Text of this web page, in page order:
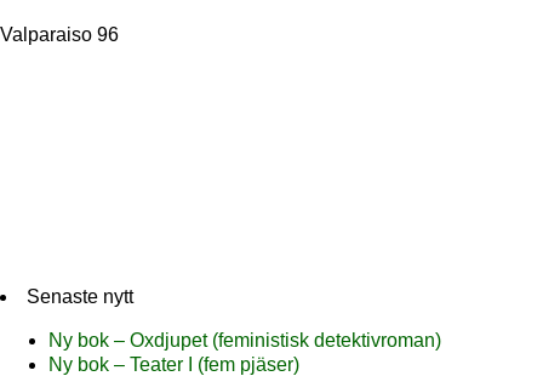
Valparaiso 96
Senaste nytt
Ny bok – Oxdjupet (feministisk detektivroman)
Ny bok – Teater I (fem pjäser)